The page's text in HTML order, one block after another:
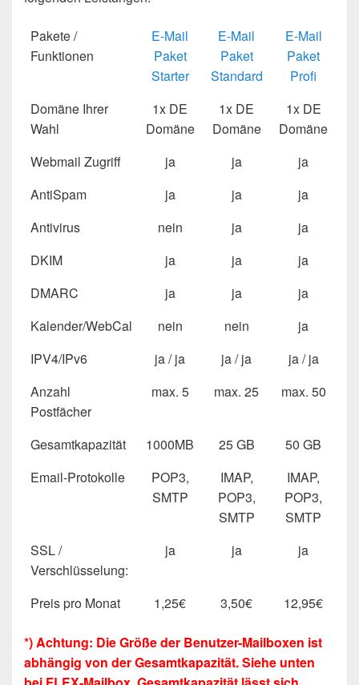
Pakete /
Funktionen
E-Mail
Paket
Starter
E-Mail
Paket
Standard
E-Mail
Paket
Profi
Domäne Ihrer
Wahl
1x DE
Domäne
1x DE
Domäne
1x DE
Domäne
Webmail Zugriff
ja ja
ja
AntiSpam
ja ja
ja
Antivirus
nein ja
ja
DKIM
ja ja
ja
DMARC
ja ja
ja
Kalender/WebCal
nein nein
ja
IPV4/IPv6
ja / ja ja / ja
ja / ja
Anzahl
Postfächer
max. 5 max. 25 max. 50
Gesamtkapazität 1000MB 25 GB
50 GB
Email-Protokolle
POP3,
SMTP
IMAP,
POP3,
SMTP
IMAP,
POP3,
SMTP
SSL /
Verschlüsselung:
ja ja ja
Preis pro Monat 1,25€ 3,50€ 12,95€
*) Achtung: Die Größe der Benutzer-Mailboxen ist
abhängig von der Gesamtkapazität. Siehe unten